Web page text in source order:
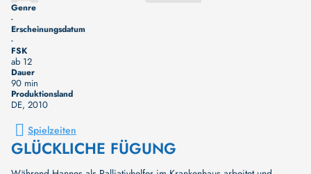
Genre
-
Erscheinungsdatum
-
FSK
ab 12
Dauer
90 min
Produktionsland
DE, 2010
Spielzeiten
GLÜCKLICHE FÜGUNG